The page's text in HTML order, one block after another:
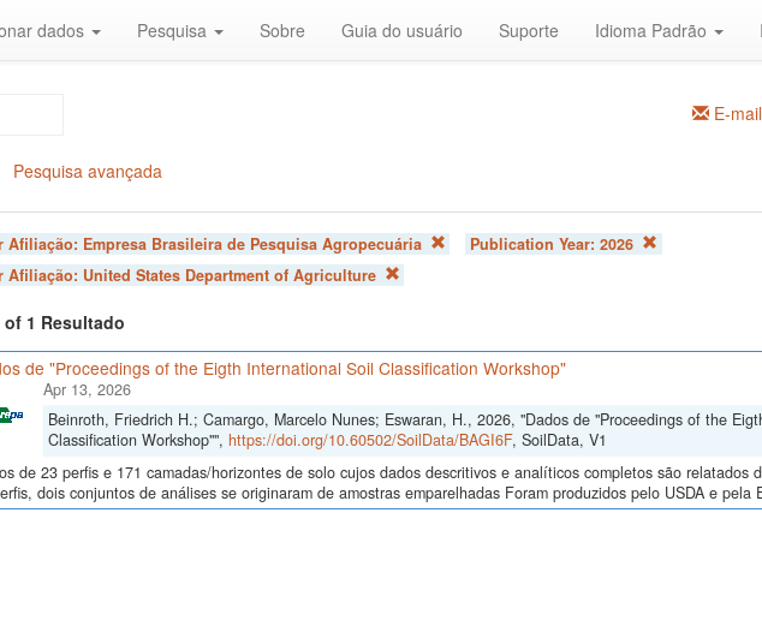
dados Pesquisa Sobre Guia do usuário Suporte Idioma Padrão
E-
Pesquisa avançada
Afiliação: Empresa Brasileira de Pesquisa Agropecuária Publication Year: 2026
Afiliação: United States Department of Agriculture
of 1 Resultado
de "Proceedings of the Eigth International Soil Classification Workshop"
Apr 13, 2026
Beinroth, Friedrich H.; Camargo, Marcelo Nunes; Eswaran, H., 2026, "Dados de "Proceedings of the
Classification Workshop"", https://doi.org/10.60502/SoilData/BAGI6F, SoilData, V1
de 23 perfis e 171 camadas/horizontes de solo cujos dados descritivos e analíticos completos são relatados
dois conjuntos de análises se originaram de amostras emparelhadas Foram produzidos pelo USDA e pela